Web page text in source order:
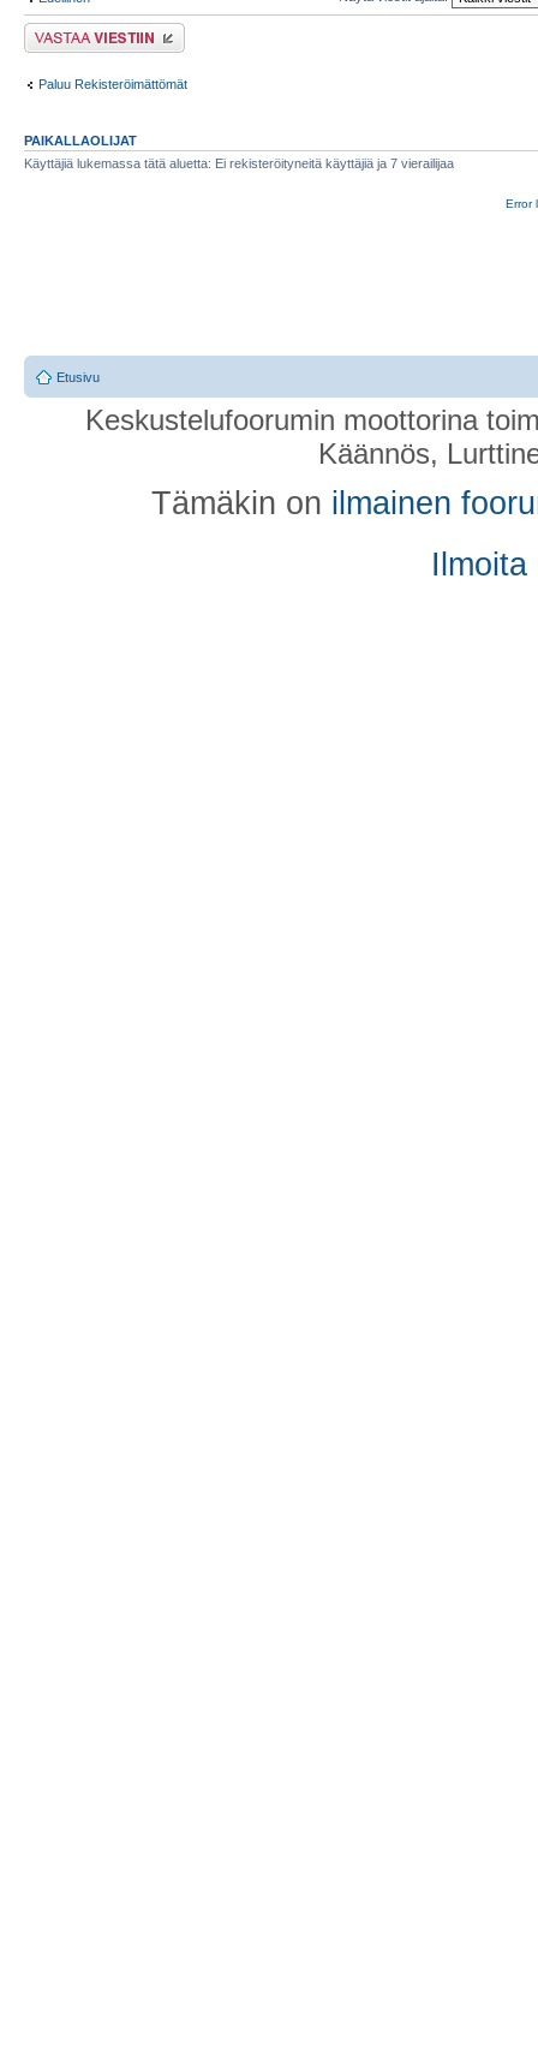
Lähetä vastaus
Paluu Rekisteröimättömät
PAIKALLAOLIJAT
Käyttäjiä lukemassa tätä aluetta: Ei rekisteröityneitä käyttäjiä ja 7 vierailijaa
Error
Etusivu
Keskustelufoorumin moottorina
Käännös,
Tämäkin on ilmainen